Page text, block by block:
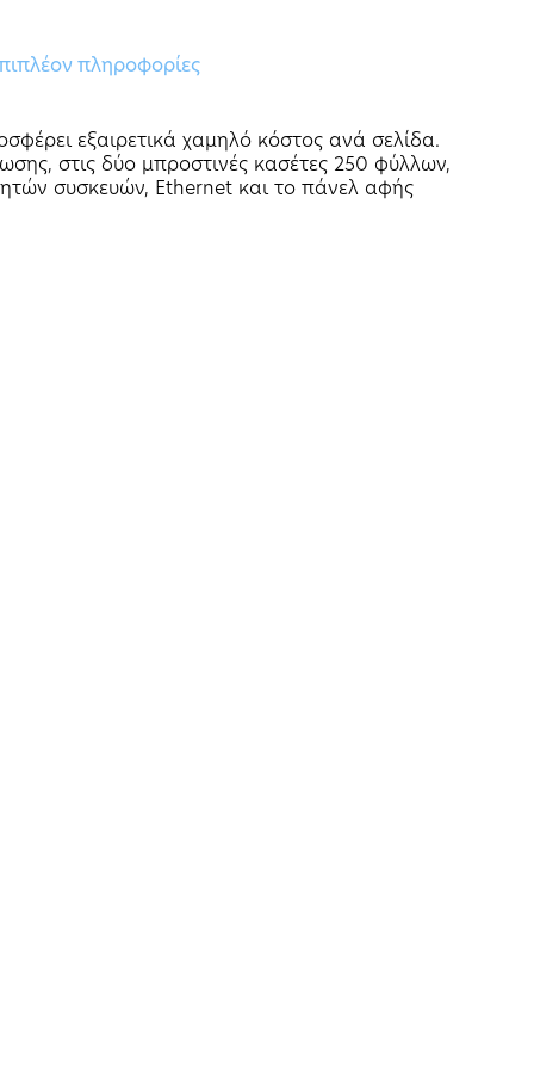
πληροφορίες
εξαιρετικά χαμηλό κόστος ανά σελίδα.
στις δύο μπροστινές κασέτες 250 φύλλων,
συσκευών, Ethernet και το πάνελ αφής